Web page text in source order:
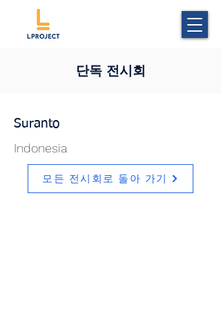
단독 전시회
Suranto
Indonesia
모든 전시회로 돌아 가기